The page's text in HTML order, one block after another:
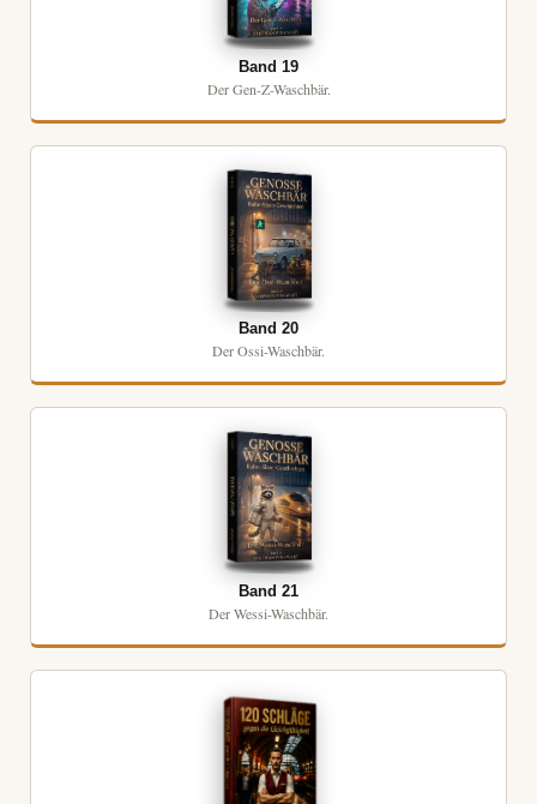
Band 19
Der Gen-Z-Waschbär.
Band 20
Der Ossi-Waschbär.
Band 21
Der Wessi-Waschbär.